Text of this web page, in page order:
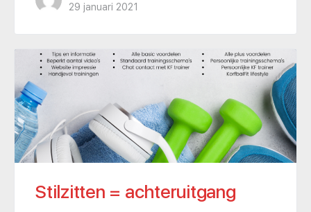
29 januari 2021
Stilzitten = achteruitgang